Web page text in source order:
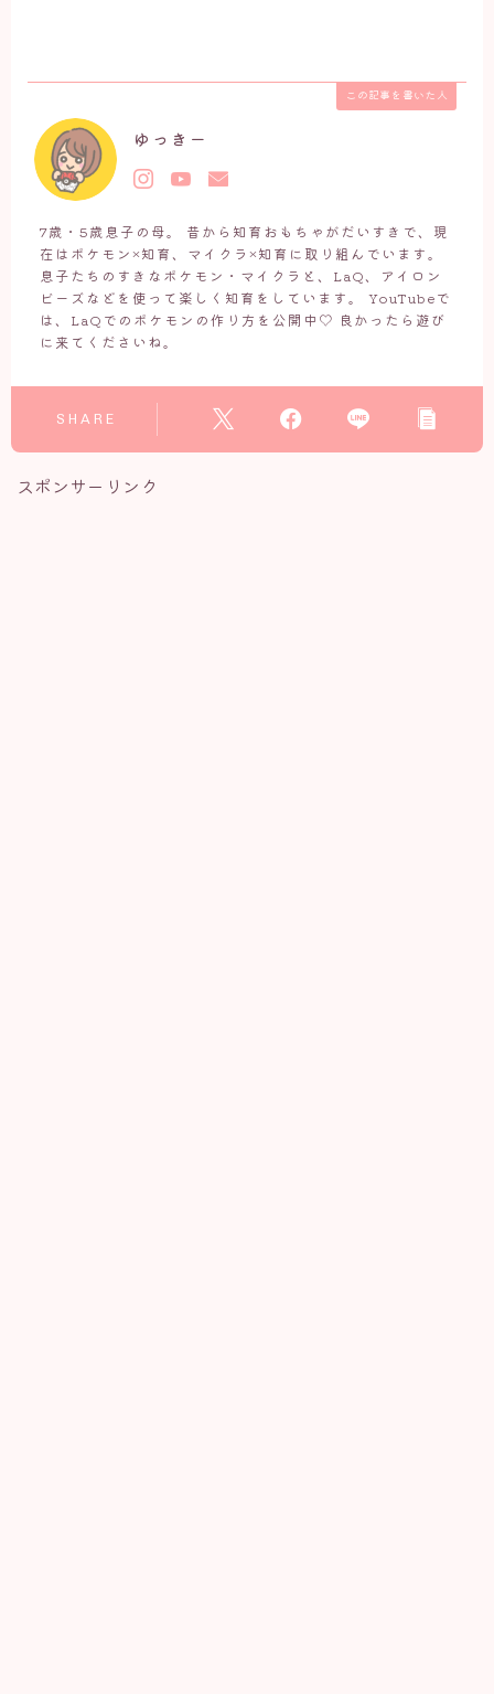
この記事を書いた人
ゆっきー
7歳・5歳息子の母。 昔から知育おもちゃがだいすきで、現
在はポケモン×知育、マイクラ×知育に取り組んでいます。
息子たちのすきなポケモン・マイクラと、LaQ、アイロン
ビーズなどを使って楽しく知育をしています。 YouTubeで
は、LaQでのポケモンの作り方を公開中♡ 良かったら遊び
に来てくださいね。
SHARE
スポンサーリンク